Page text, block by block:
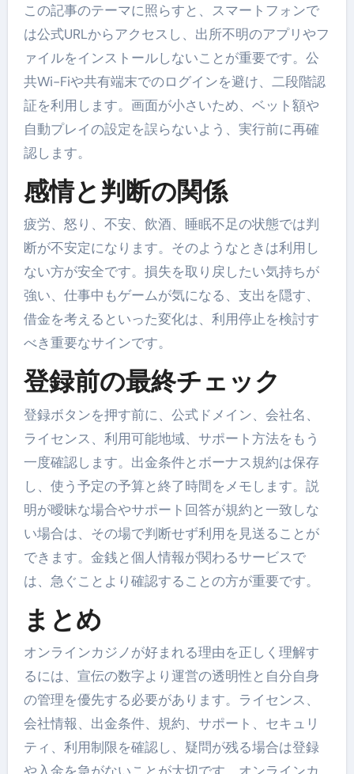
この記事のテーマに照らすと、スマートフォンで
は公式URLからアクセスし、出所不明のアプリやフ
ァイルをインストールしないことが重要です。公
共Wi-Fiや共有端末でのログインを避け、二段階認
証を利用します。画面が小さいため、ベット額や
自動プレイの設定を誤らないよう、実行前に再確
認します。
感情と判断の関係
疲労、怒り、不安、飲酒、睡眠不足の状態では判
断が不安定になります。そのようなときは利用し
ない方が安全です。損失を取り戻したい気持ちが
強い、仕事中もゲームが気になる、支出を隠す、
借金を考えるといった変化は、利用停止を検討す
べき重要なサインです。
登録前の最終チェック
登録ボタンを押す前に、公式ドメイン、会社名、
ライセンス、利用可能地域、サポート方法をもう
一度確認します。出金条件とボーナス規約は保存
し、使う予定の予算と終了時間をメモします。説
明が曖昧な場合やサポート回答が規約と一致しな
い場合は、その場で判断せず利用を見送ることが
できます。金銭と個人情報が関わるサービスで
は、急ぐことより確認することの方が重要です。
まとめ
オンラインカジノが好まれる理由を正しく理解す
るには、宣伝の数字より運営の透明性と自分自身
の管理を優先する必要があります。ライセンス、
会社情報、出金条件、規約、サポート、セキュリ
ティ、利用制限を確認し、疑問が残る場合は登録